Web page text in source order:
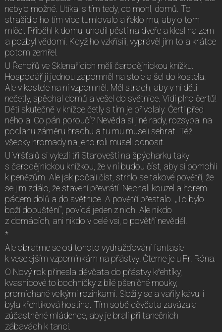
nebylo možné. Utíkal s tím tedy, co mohl, domů. To
strašidlo ho tím více tumlovalo a řeklo mu, aby o tom
mlčel. Přiběhl k domu, uhodil pěstí na dveře a klesl na zem
a pozbyl vědomí. Když ho vzkřísili, vyprávěl jim to a krátce
potom zemřel.
U Řehořů ve Sklenařicích měli čarodějnickou knížku.
Hospodář ji jednou zapomněl na stole a šel do kostela.
Ale v kostele na ni vzpomněl. Měl strach, aby v ní děti
nečetly, spěchal domů a vešel do světnice. Vidí plno čertů!
Děti skutečně v knížce četly s tím je přivolaly. Čerti před
něho a: Co pán poroučí? Nevěda si jiné rady, rozsypal na
podlahu záměru hrachu a tu mu museli sebrat. Též
všecky hromady na jeho roli museli odnosit.
U Vršťalů si vylezli tři Staroveští na špýcharku taky
s čarodějnickou knížkou, že v ní budou číst, aby si pomohli
k penězům. Ale jak počali číst, strhlo se takové povětří, že
se jim zdálo, že stavení převrátí. Nechali kouzel a horem
pádem dolů a do světnice. A povětří přestalo. „To bylo
boží dopuštění“, povídá jeden z nich. Ale nikdo
z domácích, ani nikdo v celé vsi, o povětří nevěděl.
*
Ale obraťme se od tohoto vydražďování fantasie
k veselejším vzpomínkám na přástvy! Čteme je u Fr. Róna:
O Nový rok přinesla děvčata do přástvy křehtíky,
kvasnicové to bochníčky z bílé pšeničné mouky,
promíchané velkými rozinkami. Složily se a vařily kávu, i
byla křehtíková hostina. Tím sobě děvčata zavázala
zúčastněné mládence, aby je brali při tanečních
zábavách k tanci.